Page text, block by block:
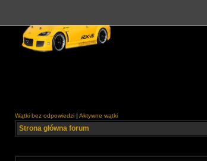
Wątki bez odpowiedzi | Aktywne wątki
Strona główna forum